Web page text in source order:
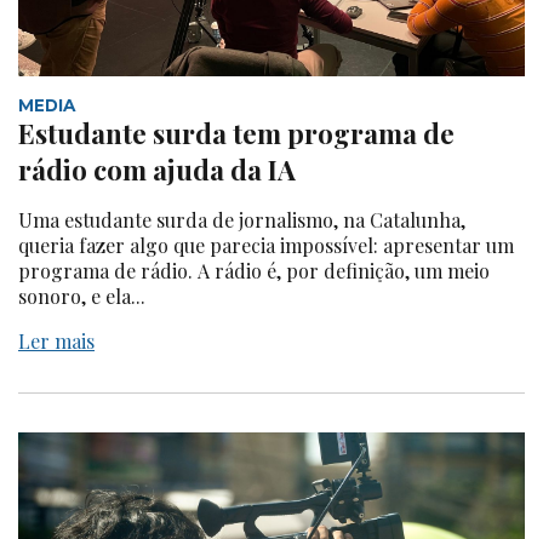
MEDIA
Estudante surda tem programa de
rádio com ajuda da IA
Uma estudante surda de jornalismo, na Catalunha,
queria fazer algo que parecia impossível: apresentar um
programa de rádio. A rádio é, por definição, um meio
sonoro, e ela...
Ler mais